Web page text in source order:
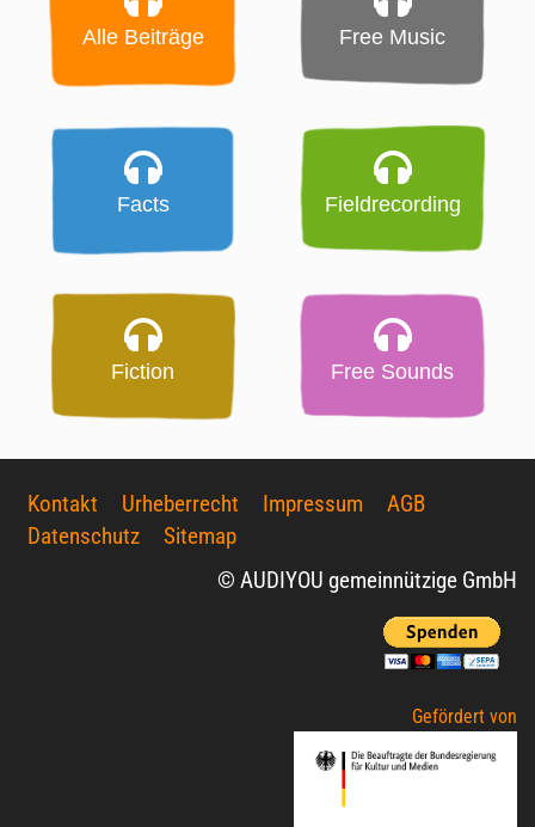
Alle Beiträge Free Music
Facts Fieldrecording
Fiction Free Sounds
Kontakt Urheberrecht Impressum
AGB
Datenschutz
Sitemap
© AUDIYOU gemeinnützige GmbH
Gefördert von